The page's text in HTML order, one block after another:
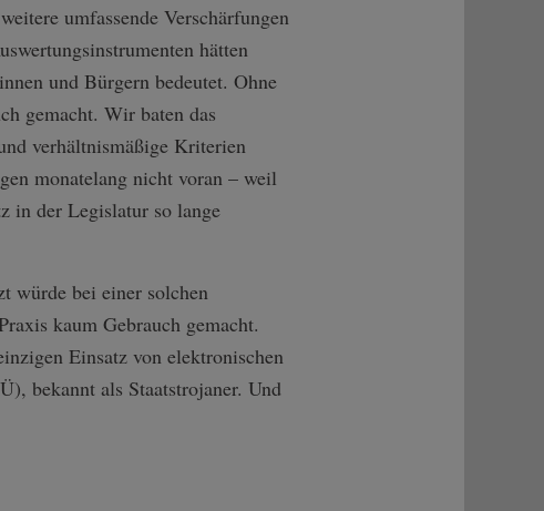
umfassende Verschärfungen
hätten
und Bürgern bedeutet. Ohne
gemacht. Wir baten das
verhältnismäßige Kriterien
monatelang nicht voran – weil
in der Legislatur so lange
würde bei einer solchen
kaum Gebrauch gemacht.
Einsatz von elektronischen
bekannt als Staatstrojaner. Und